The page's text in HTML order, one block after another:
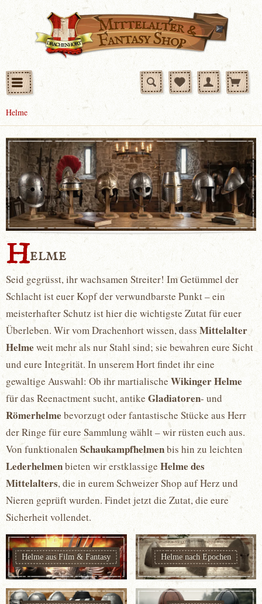
Helme
Helme
Seid gegrüsst, ihr wachsamen Streiter! Im Getümmel der
Schlacht ist euer Kopf der verwundbarste Punkt – ein
meisterhafter Schutz ist hier die wichtigste Zutat für euer
Überleben. Wir vom Drachenhort wissen, dassMittelalter
Helme weit mehr als nur Stahl sind; sie bewahren eure Sicht
und eure Integrität. In unserem Hort findet ihr eine
gewaltige Auswahl: Ob ihr martialischeWikinger Helme
für das Reenactment sucht, antike Gladiatoren- und
Römerhelme bevorzugt oder fantastische Stücke aus Herr
der Ringe für eure Sammlung wählt – wir rüsten euch aus.
Von funktionalen Schaukampfhelmenbis hin zu leichten
Lederhelmenbieten wir erstklassige Helme des
Mittelalters, die in eurem Schweizer Shop auf Herz und
Nieren geprüft wurden. Findet jetzt die Zutat, die eure
Sicherheit vollendet.
Helme aus Film & Fantasy Helme nach Epochen